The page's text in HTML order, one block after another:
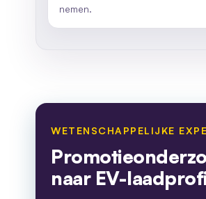
nemen.
WETENSCHAPPELIJKE
naar EV-